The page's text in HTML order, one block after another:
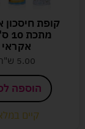
קופת חיסכון
אקראי
5.00
הוספה
קיים